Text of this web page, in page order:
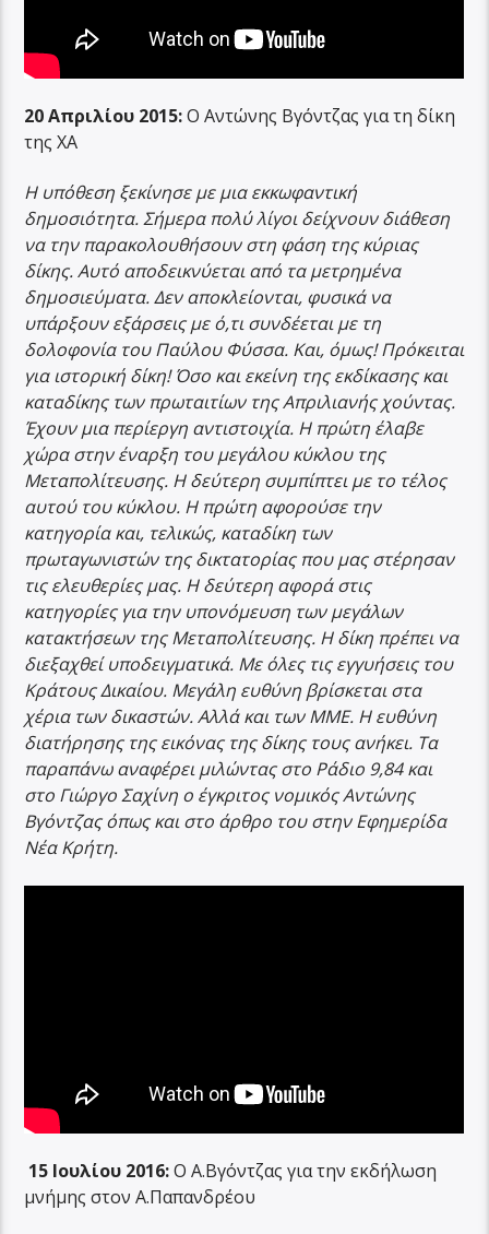
20 Απριλίου 2015:Ο Αντώνης Βγόντζας για τη δίκη
της ΧΑ
Η υπόθεση ξεκίνησε με μια εκκωφαντική
δημοσιότητα. Σήμερα πολύ λίγοι δείχνουν διάθεση
να την παρακολουθήσουν στη φάση της κύριας
δίκης. Αυτό αποδεικνύεται από τα μετρημένα
δημοσιεύματα. Δεν αποκλείονται, φυσικά να
υπάρξουν εξάρσεις με ό,τι συνδέεται με τη
δολοφονία του Παύλου Φύσσα. Και, όμως! Πρόκειται
για ιστορική δίκη! Όσο και εκείνη της εκδίκασης και
καταδίκης των πρωταιτίων της Απριλιανής χούντας.
Έχουν μια περίεργη αντιστοιχία. Η πρώτη έλαβε
χώρα στην έναρξη του μεγάλου κύκλου της
Μεταπολίτευσης. Η δεύτερη συμπίπτει με το τέλος
αυτού του κύκλου. Η πρώτη αφορούσε την
κατηγορία και, τελικώς, καταδίκη των
πρωταγωνιστών της δικτατορίας που μας στέρησαν
τις ελευθερίες μας. Η δεύτερη αφορά στις
κατηγορίες για την υπονόμευση των μεγάλων
κατακτήσεων της Μεταπολίτευσης. Η δίκη πρέπει να
διεξαχθεί υποδειγματικά. Με όλες τις εγγυήσεις του
Κράτους Δικαίου. Μεγάλη ευθύνη βρίσκεται στα
χέρια των δικαστών. Αλλά και των ΜΜΕ. Η ευθύνη
διατήρησης της εικόνας της δίκης τους ανήκει. Τα
παραπάνω αναφέρει μιλώντας στο Ράδιο 9,84 και
στο Γιώργο Σαχίνη ο έγκριτος νομικός Αντώνης
Βγόντζας όπως και στο άρθρο του στην Εφημερίδα
Νέα Κρήτη.
15 Ιουλίου 2016:Ο Α.Βγόντζας για την εκδήλωση
μνήμης στον Α.Παπανδρέου